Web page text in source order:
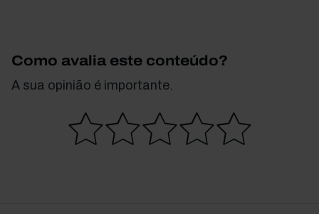
Como avalia este conteúdo?
A sua opinião é importante.